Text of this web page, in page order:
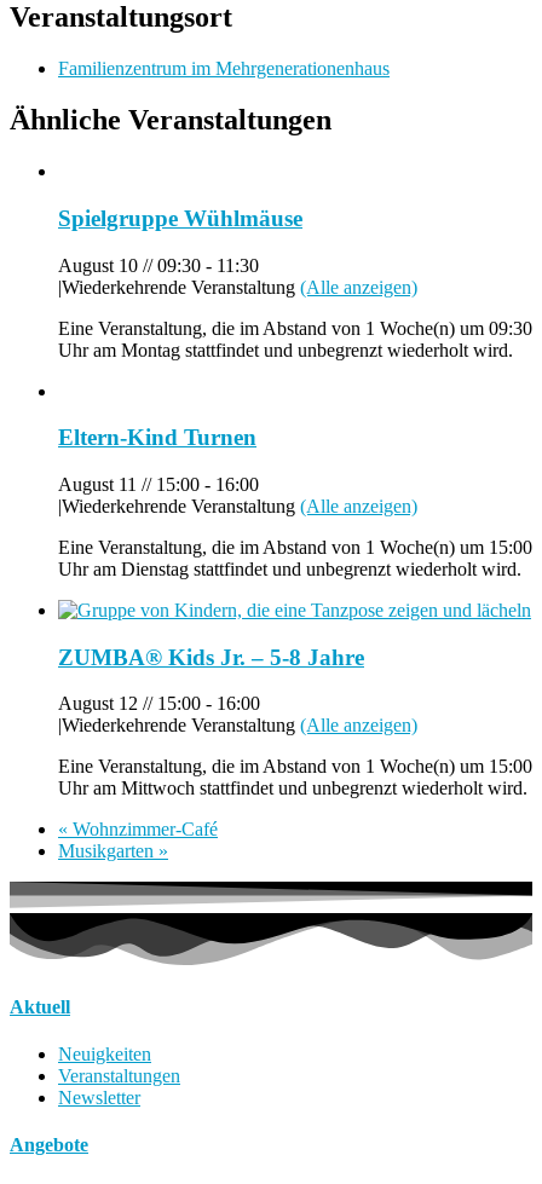
Veranstaltungsort
Familienzentrum im Mehrgenerationenhaus
Ähnliche Veranstaltungen
Spielgruppe Wühlmäuse
August 10 // 09:30 - 11:30
|Wiederkehrende Veranstaltung (Alle anzeigen)
Eine Veranstaltung, die im Abstand von 1 Woche(n) um 09:30
Uhr am Montag stattfindet und unbegrenzt wiederholt wird.
Eltern-Kind Turnen
August 11 // 15:00 - 16:00
|Wiederkehrende Veranstaltung (Alle anzeigen)
Eine Veranstaltung, die im Abstand von 1 Woche(n) um 15:00
Uhr am Dienstag stattfindet und unbegrenzt wiederholt wird.
ZUMBA® Kids Jr. – 5-8 Jahre
August 12 // 15:00 - 16:00
|Wiederkehrende Veranstaltung (Alle anzeigen)
Eine Veranstaltung, die im Abstand von 1 Woche(n) um 15:00
Uhr am Mittwoch stattfindet und unbegrenzt wiederholt wird.
« Wohnzimmer-Café
Musikgarten »
Aktuell
Neuigkeiten
Veranstaltungen
Newsletter
Angebote